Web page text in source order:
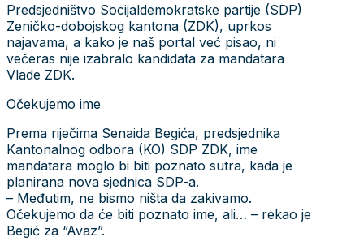
Predsjedništvo Socijaldemokratske partije (SDP)
Zeničko-dobojskog kantona (ZDK), uprkos
najavama, a kako je naš portal već pisao, ni
večeras nije izabralo kandidata za mandatara
Vlade ZDK.
Očekujemo ime
Prema riječima Senaida Begića, predsjednika
Kantonalnog odbora (KO) SDP ZDK, ime
mandatara moglo bi biti poznato sutra, kada je
planirana nova sjednica SDP-a.
– Međutim, ne bismo ništa da zakivamo.
Očekujemo da će biti poznato ime, ali… – rekao je
Begić za “Avaz”.